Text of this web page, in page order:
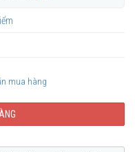
mua hàng